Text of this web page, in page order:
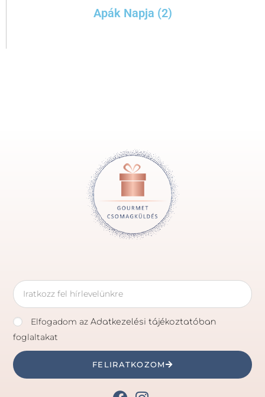
Apák Napja (2)
Elfogadom azAdatkezelési tájékoztatóban
foglaltakat
FELIRATKOZOM